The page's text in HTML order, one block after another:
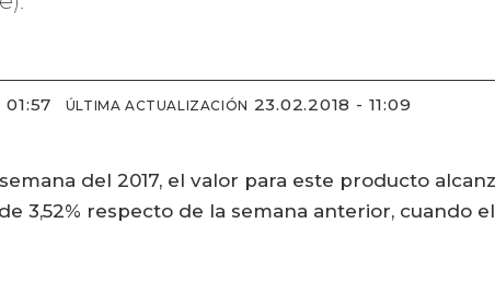
01:57 ÚLTIMA ACTUALIZACIÓN 23.02.2018 - 11:09
del 2017, el valor para este producto
3,52% respecto de la semana anterior, cuando